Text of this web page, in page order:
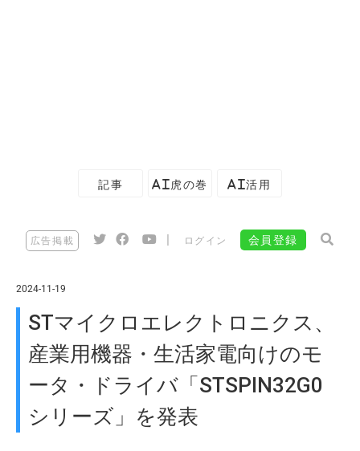
記事 AI虎の巻 AI活用
広告掲載 ログイン 会員登録
2024-11-19
STマイクロエレクトロニクス、
産業用機器・生活家電向けのモ
ータ・ドライバ「STSPIN32G0
シリーズ」を発表